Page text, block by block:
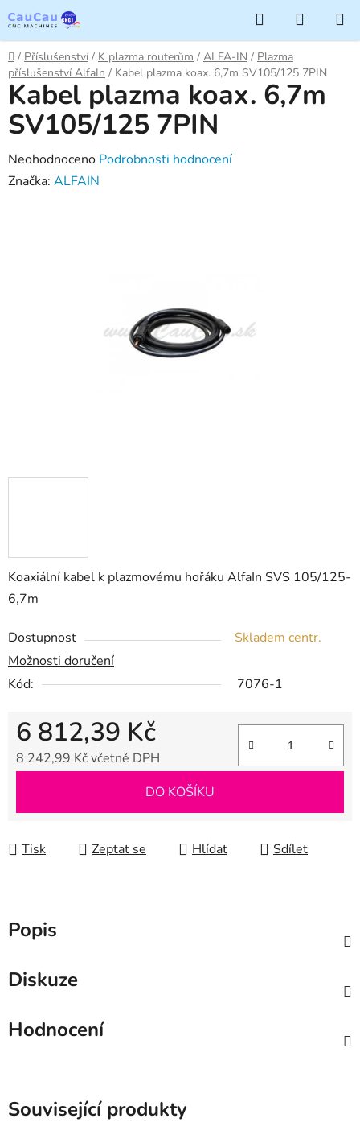
na
obsah
Hledat
KOŠÍK
Domů
/ Příslušenství / K plazma routerům / ALFA-IN / Plazma
příslušenství AlfaIn / Kabel plazma koax. 6,7m SV105/125 7PIN
Koaxiální kabel k plazmovému hořáku AlfaIn SVS 105/125-
6,7m
Dostupnost
Skladem centr.
Možnosti doručení
Kód:
7076-1
6 812,39 Kč
8 242,99 Kč včetně DPH
DO KOŠÍKU
Tisk Zeptat se Hlídat Sdílet
Kabel plazma koax. 6,7m
SV105/125 7PIN
Průměrné
hodnocení
Neohodnoceno Podrobnosti hodnocení
Značka: ALFAIN
Popis
Diskuze
Hodnocení
Související produkty